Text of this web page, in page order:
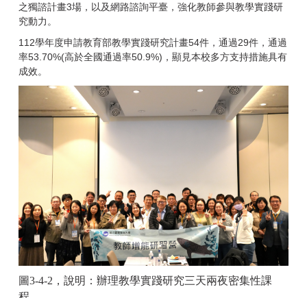
之獨諮計畫3場，以及網路諮詢平臺，強化教師參與教學實踐研
究動力。
112學年度申請教育部教學實踐研究計畫54件，通過29件，通過
率53.70%(高於全國通過率50.9%)，顯見本校多方支持措施具有
成效。
圖3-4-2，說明：辦理教學實踐研究三天兩夜密集性課